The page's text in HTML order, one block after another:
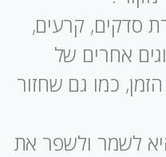
סדקים, קרעים,
אחרים של
כמו גם שחזור
לשמר ולשפר את